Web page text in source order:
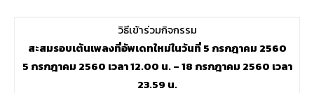
วิธีเข้าร่วมกิจกรรม
สะสมรอบเต้นเพลงที่อัพเดทใหม่ในวันที่ 5 กรกฎาคม 2560
5 กรกฎาคม 2560 เวลา 12.00 น. – 18 กรกฎาคม 2560 เวลา
23.59 น.